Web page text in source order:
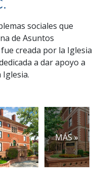
sociales que
de Asuntos
creada por la Iglesia
a dar apoyo a
MÁS »